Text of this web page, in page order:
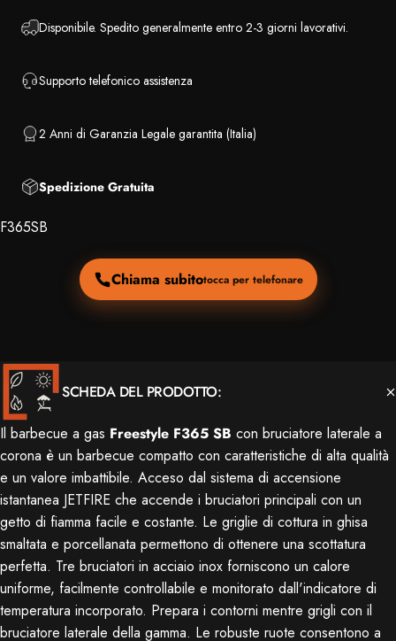
Disponibile. Spedito generalmente entro 2-3 giorni lavorativi.
Supporto telefonico assistenza
2 Anni di Garanzia Legale garantita (Italia)
Spedizione Gratuita
F365SB
Chiama subitotocca per telefonare
SCHEDA DEL PRODOTTO:
Il barbecue a gas Freestyle F365 SB con bruciatore laterale a
corona è un barbecue compatto con caratteristiche di alta qualità
e un valore imbattibile. Acceso dal sistema di accensione
istantanea JETFIRE che accende i bruciatori principali con un
getto di fiamma facile e costante. Le griglie di cottura in ghisa
smaltata e porcellanata permettono di ottenere una scottatura
perfetta. Tre bruciatori in acciaio inox forniscono un calore
uniforme, facilmente controllabile e monitorato dall'indicatore di
temperatura incorporato. Prepara i contorni mentre grigli con il
bruciatore laterale della gamma. Le robuste ruote consentono a